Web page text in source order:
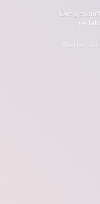
Die
Werbe -